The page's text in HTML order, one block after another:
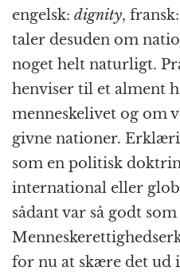
engelsk: dignity, fransk:
taler desuden om
noget helt naturligt.
henviser til et alment
menneskelivet og om
givne nationer.
som en politisk
international eller
sådant var så godt
for nu at skære det ud